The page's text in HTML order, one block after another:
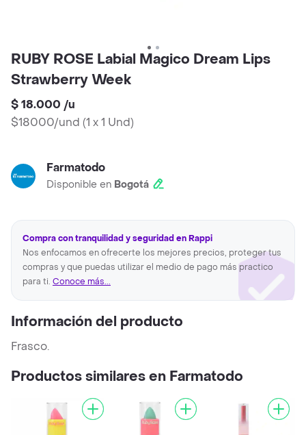
RUBY ROSE Labial Magico Dream Lips
Strawberry Week
$ 18.000 /u
$18000/und (1 x 1 Und)
Farmatodo
Disponible en Bogotá
Compra con tranquilidad y seguridad en Rappi
Nos enfocamos en ofrecerte los mejores precios, proteger tus
compras y que puedas utilizar el medio de pago más practico
para ti. Conoce más...
Información del producto
Frasco.
Productos similares en Farmatodo